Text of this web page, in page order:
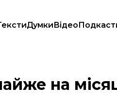
ДумкиВідео
мертвої миші
на